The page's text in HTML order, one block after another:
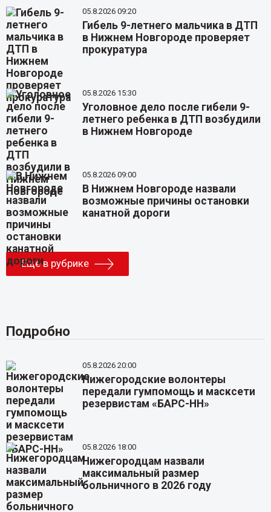
05.8.2026 09:20
Гибель 9-летнего мальчика в ДТП
в Нижнем Новгороде проверяет
прокуратура
05.8.2026 15:30
Уголовное дело после гибели 9-
летнего ребенка в ДТП возбудили
в Нижнем Новгороде
05.8.2026 09:00
В Нижнем Новгороде назвали
возможные причины остановки
канатной дороги
Еще в рубрике
Подробно
05.8.2026 20:00
Нижегородские волонтеры
передали гумпомощь и масксети
резервистам «БАРС-НН»
05.8.2026 18:00
Нижегородцам назвали
максимальный размер
больничного в 2026 году